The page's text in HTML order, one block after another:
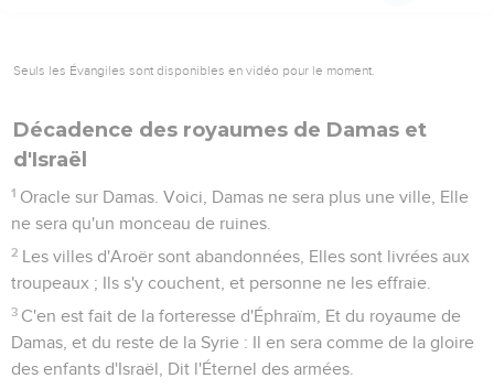
25 Je briserai l'Assyrien dans mon pays, Je le foulerai aux
fardeau sera ôté de leurs épaules.
26 Voilà la résolution prise contre toute la terre, Voilà la main
étendue sur toutes les nations.
27 L'Éternel des armées a pris cette résolution : qui s'y
opposera ? Sa main est étendue : qui la détournera ?
Avertissement aux Philistins
28 L'année de la mort du roi Achaz, cet oracle fut prononcé :
29 Ne te réjouis pas, pays des Philistins, De ce que la verge